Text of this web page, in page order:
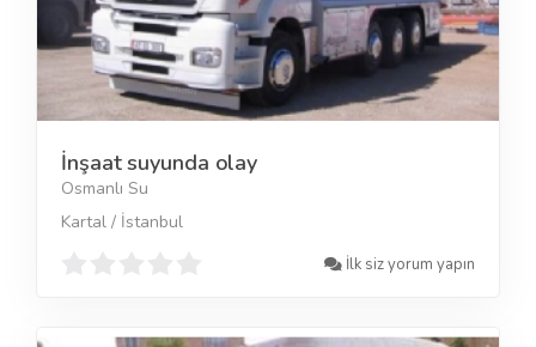
İnşaat suyunda olay
Osmanlı Su
Kartal / İstanbul
İlk siz yorum yapın